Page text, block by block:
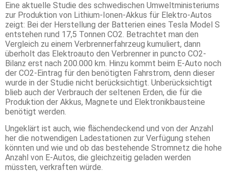
Eine aktuelle Studie des schwedischen Umweltministeriums
zur Produktion von Lithium-Ionen-Akkus für Elektro-Autos
zeigt: Bei der Herstellung der Batterien eines Tesla Model S
entstehen rund 17,5 Tonnen CO2. Betrachtet man den
Vergleich zu einem Verbrennerfahrzeug kumuliert, dann
überholt das Elektroauto den Verbrenner in puncto CO2-
Bilanz erst nach 200.000 km. Hinzu kommt beim E-Auto noch
der CO2-Eintrag für den benötigten Fahrstrom, denn dieser
wurde in der Studie nicht berücksichtigt. Unberücksichtigt
blieb auch der Verbrauch der seltenen Erden, die für die
Produktion der Akkus, Magnete und Elektronikbausteine
benötigt werden.
Ungeklärt ist auch, wie flächendeckend und von der Anzahl
her die notwendigen Ladestationen zur Verfügung stehen
könnten und wie und ob das bestehende Stromnetz die hohe
Anzahl von E-Autos, die gleichzeitig geladen werden
müssten, verkraften würde.